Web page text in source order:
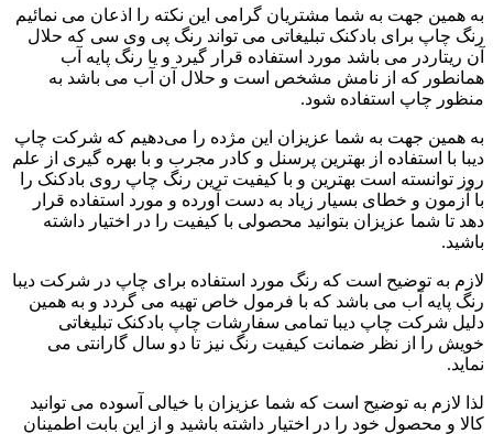
به همین جهت به شما مشتریان گرامی این نکته را اذعان می نمائیم
رنگ چاپ برای بادکنک تبلیغاتی می تواند رنگ پی وی سی که حلال
آن ریتاردر می باشد مورد استفاده قرار گیرد و یا رنگ پایه آب
همانطور که از نامش مشخص است و حلال آن آب می باشد به
منظور چاپ استفاده شود.
به همین جهت به شما عزیزان این مژده را می‌دهیم که شرکت چاپ
دیبا با استفاده از بهترین پرسنل و کادر مجرب و با بهره گیری از علم
روز توانسته است بهترین و با کیفیت ترین رنگ چاپ روی بادکنک را
با آزمون و خطای بسیار زیاد به دست آورده و مورد استفاده قرار
دهد تا شما عزیزان بتوانید محصولی با کیفیت را در اختیار داشته
باشید.
لازم به توضیح است که رنگ مورد استفاده برای چاپ در شرکت دیبا
رنگ پایه آب می باشد که با فرمول خاص تهیه می گردد و به همین
دلیل شرکت چاپ دیبا تمامی سفارشات چاپ بادکنک تبلیغاتی
خویش را از نظر ضمانت کیفیت رنگ نیز تا دو سال گارانتی می
نماید.
لذا لازم به توضیح است که شما عزیزان با خیالی آسوده می توانید
کالا و محصول خود را در اختیار داشته باشید و از این بابت اطمینان